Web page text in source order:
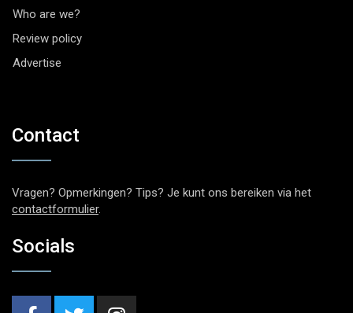
Who are we?
Review policy
Advertise
Contact
Vragen? Opmerkingen? Tips? Je kunt ons bereiken via het
contactformulier.
Socials